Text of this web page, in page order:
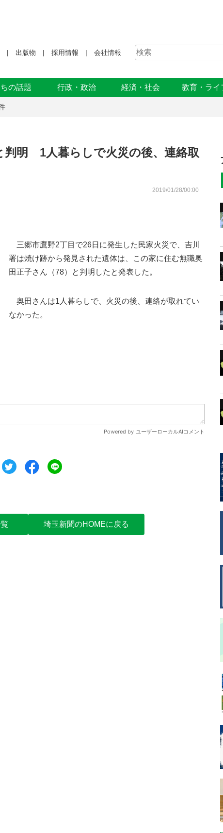
出版物 採用情報 会社情報
ちの話題 行政・政治 経済・社会 教育・ライ
判明 1人暮らしで火災の後、連絡取
2019/01/28/00:00
三郷市鷹野2丁目で26日に発生した民家火災で、吉川
署は焼け跡から発見された遺体は、この家に住む無職奥
田正子さん（78）と判明したと発表した。
奥田さんは1人暮らしで、火災の後、連絡が取れてい
なかった。
ツイートシェア
埼玉新聞のHOMEに戻る